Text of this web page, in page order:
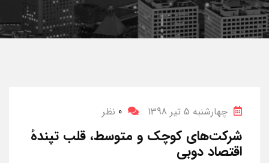
چهارشنبه 5 تیر 1398 0 نظر
شرکت‌های کوچک و متوسط، قلب تپندهٔ
اقتصاد دوبی